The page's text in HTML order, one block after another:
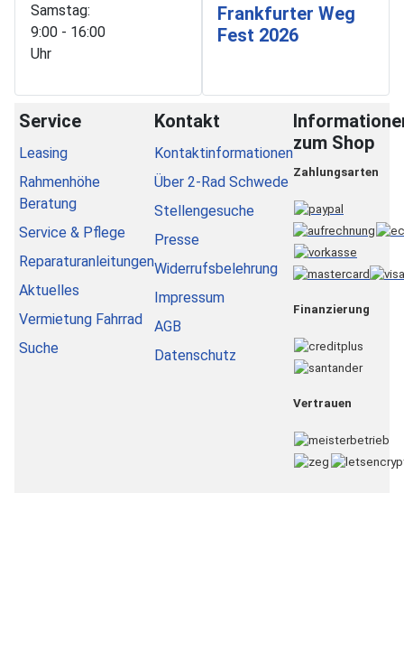
Samstag:
9:00 - 16:00
Uhr
Frankfurter Weg
Fest 2026
Service
Leasing
Rahmenhöhe
Beratung
Service & Pflege
Reparaturanleitungen
Aktuelles
Vermietung Fahrrad
Suche
Kontakt
Kontaktinformationen
Über 2-Rad Schwede
Stellengesuche
Presse
Widerrufsbelehrung
Impressum
AGB
Datenschutz
zum Shop
Zahlungsarten
Finanzierung
Vertrauen